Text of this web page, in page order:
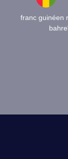
franc guinéen